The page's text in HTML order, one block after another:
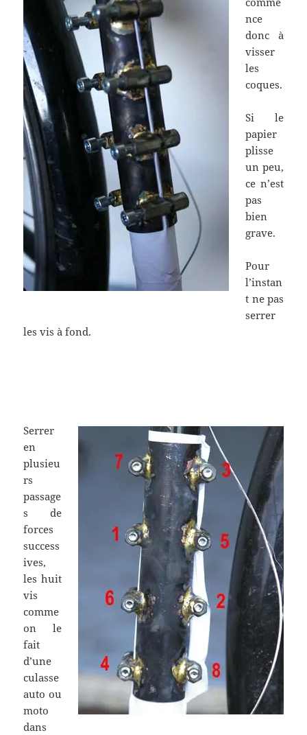
nce
donc à
visser
les
coques.
Si le
papier
plisse
un peu,
ce n’est
pas
bien
grave.
Pour
l’instan
t ne pas
serrer
les vis à fond.
Serrer
en
plusieu
rs
passage
s de
forces
success
ives,
les huit
vis
comme
on le
fait
d’une
culasse
auto ou
moto
dans